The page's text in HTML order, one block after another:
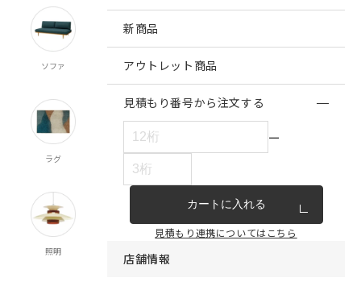
新商品
アウトレット商品
見積もり番号から注文する
ー
カートに入れる
見積もり連携についてはこちら
店舗情報
ソファ
チェア・ベンチ
テーブル
ラグ
カーテン
照明 時計